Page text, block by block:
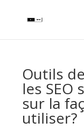
Outils
les SEO
sur la
utiliser?